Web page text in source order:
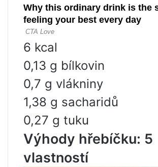
6 kcal
0,13 g bílkovin
0,7 g vlákniny
1,38 g sacharidů
0,27 g tuku
Výhody hřebíčku: 5
vlastností